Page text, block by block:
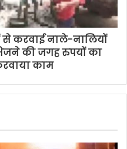
करवाई नाले-नालियों
की जगह रुपयों का
काम